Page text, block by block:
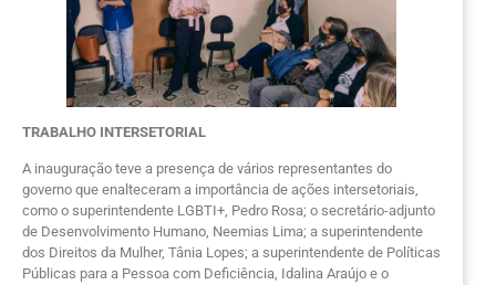
TRABALHO INTERSETORIAL
A inauguração teve a presença de vários representantes do
governo que enalteceram a importância de ações intersetoriais,
como o superintendente LGBTI+, Pedro Rosa; o secretário-adjunto
de Desenvolvimento Humano, Neemias Lima; a superintendente
dos Direitos da Mulher, Tânia Lopes; a superintendente de Políticas
Públicas para a Pessoa com Deficiência, Idalina Araújo e o